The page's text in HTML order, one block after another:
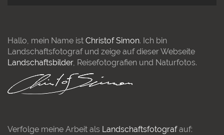
Hallo, mein Name ist Christof Simon. Ich bin
Landschaftsfotograf und zeige auf dieser Webseite
Landschaftsbilder, Reisefotografien und Naturfotos.
Verfolge meine Arbeit als Landschaftsfotografauf: